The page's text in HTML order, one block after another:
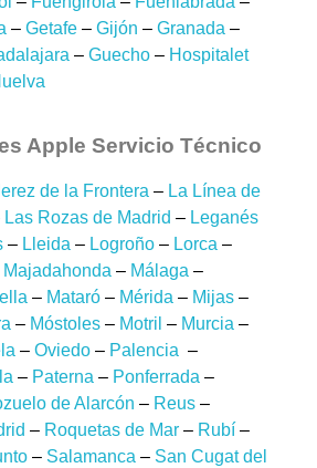
– Getafe – Gijón – Granada –
– Guecho – Hospitalet
Apple Servicio Técnico
de la Frontera – La Línea de
Las Rozas de Madrid – Leganés
– Lleida – Logroño – Lorca –
Majadahonda – Málaga –
– Mataró – Mérida – Mijas –
– Móstoles – Motril – Murcia –
– Oviedo – Palencia –
– Paterna – Ponferrada –
de Alarcón – Reus –
– Roquetas de Mar – Rubí –
– Salamanca – San Cugat del